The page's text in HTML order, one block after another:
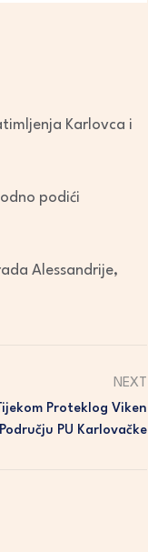
Karlovca i
podići
Alessandrije,
NEXT
Proteklog Viken
PU Karlovačke